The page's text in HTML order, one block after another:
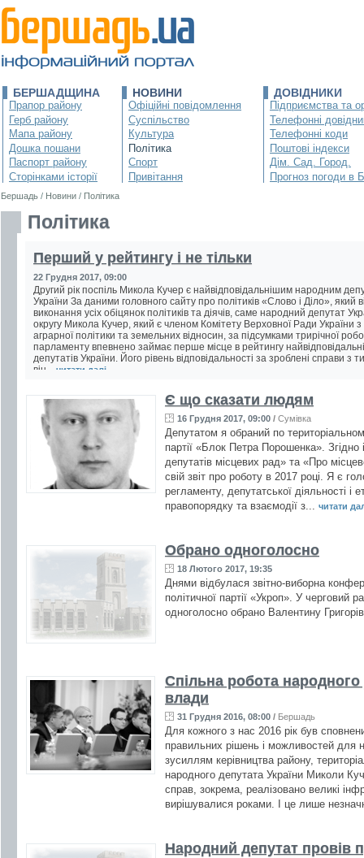
БЕРШАДЩИНА
Прапор району
Герб району
Мапа району
Дошка пошани
Паспорт району
Сторінками історії
НОВИНИ
Офіційні повідомлення
Суспільство
Культура
Політика
Спорт
Привітання
ДОВІДНИКИ
Підприємства та
Телефонні
Телефонні коди
Поштові індекси
Дім. Сад. Город.
Прогноз погоди в
Бершадь / Новини / Політика
Політика
Перший у рейтингу і не тільки
22 Грудня 2017, 09:00
Другий рік поспіль Микола Кучер є найвідповідальнішим народним
України За даними головного сайту про політиків «Слово і Діло», який
виконання усіх обіцянок політиків та діячів, саме народний депутат
округу Микола Кучер, який є членом Комітету Верховної Ради України
аграрної політики та земельних відносин, за підсумками трирічної
парламенту впевнено займає перше місце в рейтингу
депутатів України. Його рівень відповідальності за зроблені справи з
він... читати далі ...
Є що сказати людям
16 Грудня 2017, 09:00 / Сумівка
Депутатом я обраний по
партії «Блок Петра Порошенка».
депутатів місцевих рад» та «Про
свій звіт про роботу в 2017 році. Я є
регламенту, депутатської діяльності і
правопорядку та взаємодії з... читати
Обрано одноголосно
18 Лютого 2017, 19:35
Днями відбулася звітно-виборна
політичної партії «Укроп». У черговий
одноголосно обрано Валентину
Спільна робота
влади
31 Грудня 2016, 08:00 / Бершадь
Для кожного з нас 2016 рік був
правильних рішень і можливостей для
зусиллям керівництва району,
народного депутата України Миколи
справ, зокрема, реалізовано великі
вирішувалися роками. І це лише
Народний депутат провів